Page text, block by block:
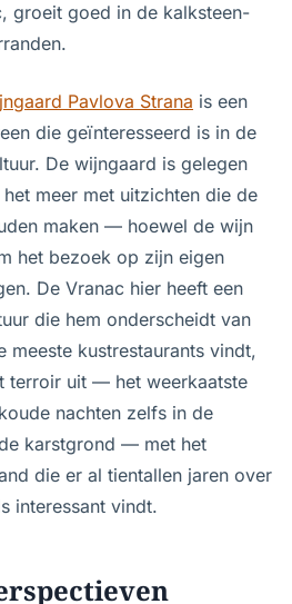
groeit goed in de kalksteen­
Pavlova Strana is een
die geïnteresseerd is in de
De wijngaard is gelegen
meer met uitzichten die de
maken — hoewel de wijn
het bezoek op zijn eigen
De Vranac hier heeft een
die hem onderscheidt van
meeste kustrestaurants vindt,
terroir uit — het weerkaatste
nachten zelfs in de
karstgrond — met het
die er al tientallen jaren over
interessant vindt.